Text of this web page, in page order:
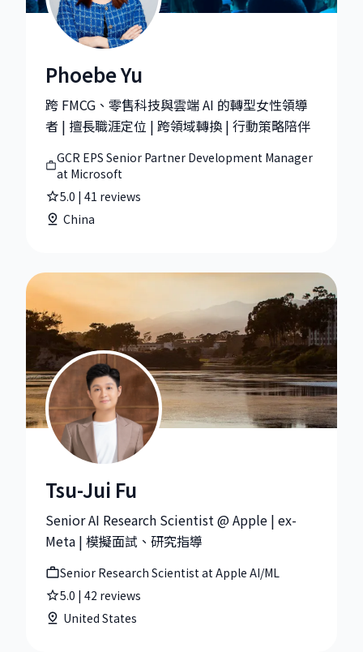
Phoebe Yu|GCR EPS Senior Partner Development
Phoebe Yu
跨 FMCG、零售科技與雲端 AI 的轉型女性領導
者 | 擅長職涯定位 | 跨領域轉換 | 行動策略陪伴
GCR EPS Senior Partner Development Manager
at Microsoft
5.0 | 41 reviews
China
Tsu-Jui Fu|Senior Research Scientist at Apple AI/ML
Tsu-Jui Fu
Senior AI Research Scientist @ Apple | ex-
Meta | 模擬面試、研究指導
Senior Research Scientist at Apple AI/ML
5.0 | 42 reviews
United States